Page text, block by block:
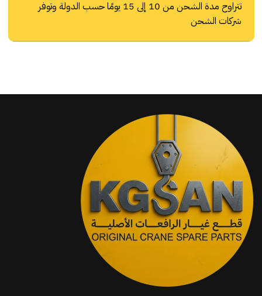
تتراوح مدة الشحن من 10 إلى 15 يومًا حسب الدولة وتوفر
شركات الشحن